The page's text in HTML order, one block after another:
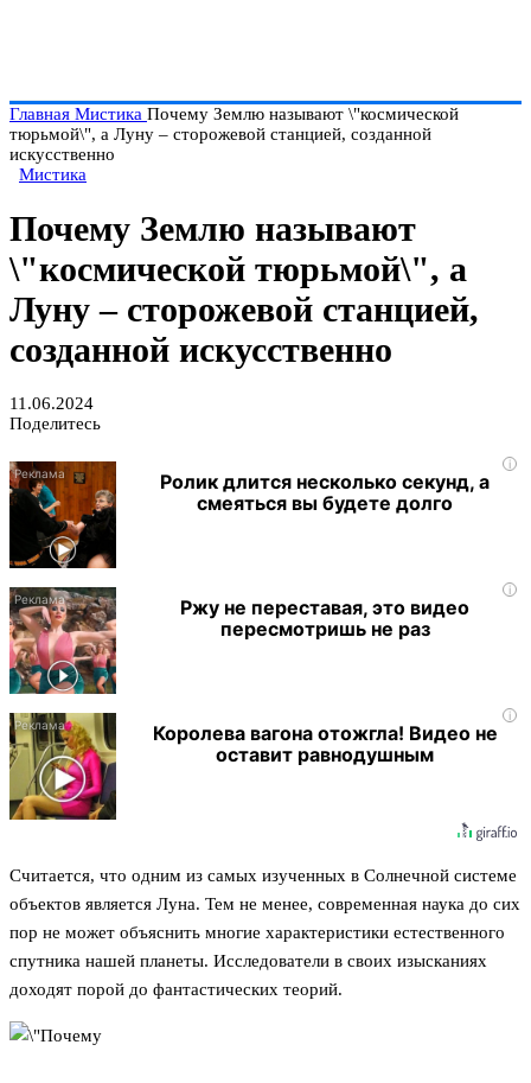
Главная Мистика Почему Землю называют \"космической
тюрьмой\", а Луну – сторожевой станцией, созданной
искусственно
Мистика
Почему Землю называют
\"космической тюрьмой\", а
Луну – сторожевой станцией,
созданной искусственно
11.06.2024
Поделитесь
i
Ролик длится несколько секунд, а
смеяться вы будете долго
i
Ржу не переставая, это видео
пересмотришь не раз
i
Королева вагона отожгла! Видео не
оставит равнодушным
Считается, что одним из самых изученных в Солнечной системе
объектов является Луна. Тем не менее, современная наука до сих
пор не может объяснить многие характеристики естественного
спутника нашей планеты. Исследователи в своих изысканиях
доходят порой до фантастических теорий.